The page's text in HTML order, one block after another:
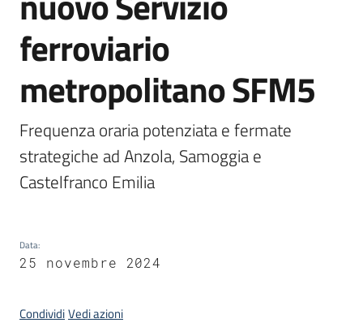
Piani
Programmi
Progetti
Osservatorio
stradale
Seguici
ferroviario
metropolitano SFM5
Frequenza oraria potenziata e fermate
strategiche ad Anzola, Samoggia e
Castelfranco Emilia
Data:
25 novembre 2024
CondividiVedi azioni